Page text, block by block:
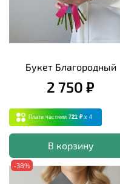
Букет Благородный
2 750 ₽
Плати частями 721 ₽ x 4
В корзину
-38%